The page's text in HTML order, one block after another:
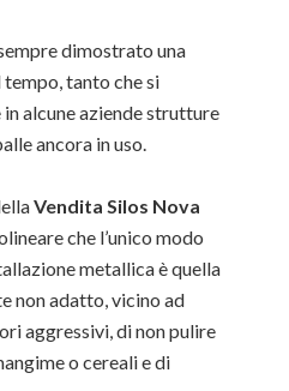
dimostrato una
tanto che si
alcune aziende strutture
ancora in uso.
Vendita Silos Nova
che l’unico modo
metallica è quella
non adatto, vicino ad
aggressivi, di non pulire
o cereali e di